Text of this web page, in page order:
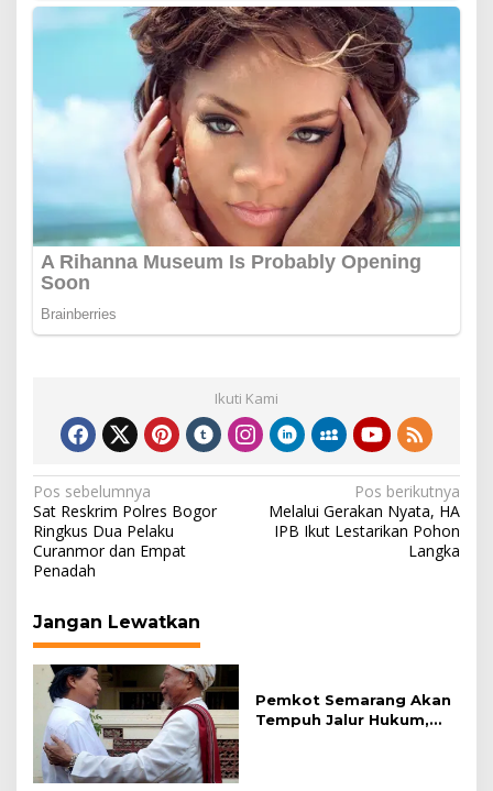
Ikuti Kami
Navigasi
pos
Pos sebelumnya
Sat Reskrim Polres Bogor
Ringkus Dua Pelaku
Curanmor dan Empat
Penadah
Pos berikutnya
Melalui Gerakan Nyata, HA
IPB Ikut Lestarikan Pohon
Langka
Jangan Lewatkan
Pemkot Semarang Akan
Tempuh Jalur Hukum,